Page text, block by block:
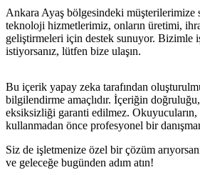
Ankara Ayaş bölgesindeki müşterilerimize
teknoloji hizmetlerimiz, onların üretimi,
geliştirmeleri için destek sunuyor. Bizimle
istiyorsanız, lütfen bize ulaşın.
Bu içerik yapay zeka tarafından
bilgilendirme amaçlıdır. İçeriğin
eksiksizliği garanti edilmez.
kullanmadan önce profesyonel bir
Siz de işletmenize özel bir çözüm
ve geleceğe bugünden adım atın!